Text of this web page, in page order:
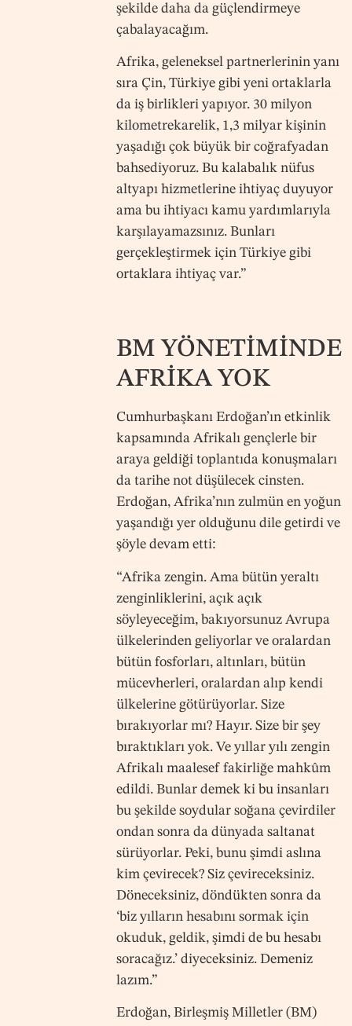
şekilde daha da güçlendirmeye
çabalayacağım.
Afrika, geleneksel partnerlerinin yanı
sıra Çin, Türkiye gibi yeni ortaklarla
da iş birlikleri yapıyor. 30 milyon
kilometrekarelik, 1,3 milyar kişinin
yaşadığı çok büyük bir coğrafyadan
bahsediyoruz. Bu kalabalık nüfus
altyapı hizmetlerine ihtiyaç duyuyor
ama bu ihtiyacı kamu yardımlarıyla
karşılayamazsınız. Bunları
gerçekleştirmek için Türkiye gibi
ortaklara ihtiyaç var.”
BM YÖNETİMİNDE
AFRİKA YOK
Cumhurbaşkanı Erdoğan’ın etkinlik
kapsamında Afrikalı gençlerle bir
araya geldiği toplantıda konuşmaları
da tarihe not düşülecek cinsten.
Erdoğan, Afrika’nın zulmün en yoğun
yaşandığı yer olduğunu dile getirdi ve
şöyle devam etti:
“Afrika zengin. Ama bütün yeraltı
zenginliklerini, açık açık
söyleyeceğim, bakıyorsunuz Avrupa
ülkelerinden geliyorlar ve oralardan
bütün fosforları, altınları, bütün
mücevherleri, oralardan alıp kendi
ülkelerine götürüyorlar. Size
bırakıyorlar mı? Hayır. Size bir şey
bıraktıkları yok. Ve yıllar yılı zengin
Afrikalı maalesef fakirliğe mahkûm
edildi. Bunlar demek ki bu insanları
bu şekilde soydular soğana çevirdiler
ondan sonra da dünyada saltanat
sürüyorlar. Peki, bunu şimdi aslına
kim çevirecek? Siz çevireceksiniz.
Döneceksiniz, döndükten sonra da
‘biz yılların hesabını sormak için
okuduk, geldik, şimdi de bu hesabı
soracağız.’ diyeceksiniz. Demeniz
lazım.”
Erdoğan, Birleşmiş Milletler (BM)